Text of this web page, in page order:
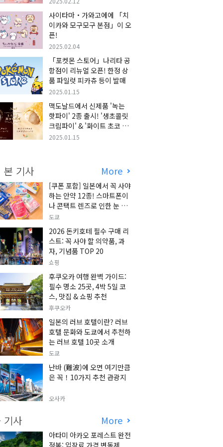
사이타마・가와고에에 「치
이카와 모구모구 본점」이 오
픈!
2025.02.04
「포켓몬 스토어」나리타 공
항점이 리뉴얼 오픈! 한정 상
품 파일럿 피카츄 등이 발매
2025.01.15
맥도날드에서 신제품 '녹는
핫파이' 2종 출시! '생초콜릿
크림파이' & '화이트 초코 밀
크티 파이' 출시!
2025.01.15
본 기사 More
[쿠폰 포함] 일본에서 꼭 사야
하는 안약 12종! 스마트폰이
나 콘택트 렌즈로 인한 눈 피
로에 최적!
도쿄
2026 돈키호테 필수 구매 리
스트: 꼭 사야 할 의약품, 과
자, 기념품 TOP 20
쇼핑
후쿠오카 여행 완벽 가이드:
필수 명소 25곳, 4박 5일 코
스, 맛집 & 쇼핑 추천
후쿠오카
일본의 러브 호텔이란? 러브
호텔 문화와 도쿄에서 추천하
는 러브 호텔 10곳 소개
도쿄
난바 (難波)에 오면 여기만큼
은 꼭！10가지 추천 관광지
오사카
기사 More
아타미 아카오 포레스트 완전
정복: 입장료 가격 변동제,